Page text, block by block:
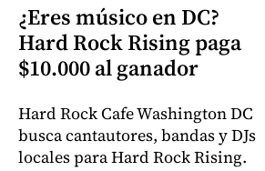
¿Eres músico en DC?
Hard Rock Rising paga
$10.000 al ganador
Hard Rock Cafe Washington DC
busca cantautores, bandas y DJs
locales para Hard Rock Rising.